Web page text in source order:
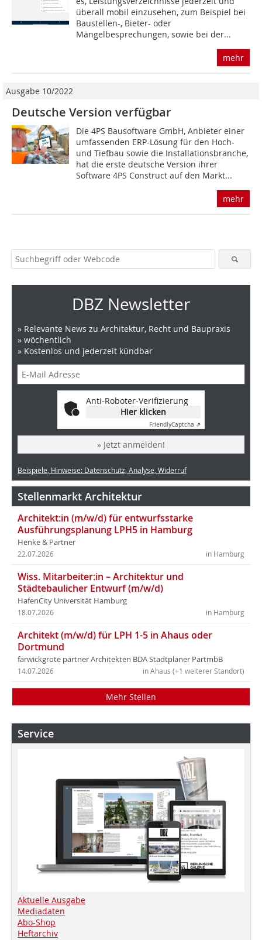
überall mobil einzusehen, zum Beispiel bei
Baustellen-, Bieter- oder
Mängelbesprechungen, sowie bei der...
mehr
Ausgabe 10/2022
Deutsche Version verfügbar
Die 4PS Bausoftware GmbH, Anbieter einer
umfassenden ERP-Lösung für den Hoch-
und Tiefbau sowie die Installationsbranche,
hat die erste deutsche Version ihrer
Software 4PS Construct auf den Markt...
mehr
DBZ Newsletter
» Relevante News zu Architektur, Recht und Baupraxis
» wöchentlich
» Kostenlos und jederzeit kündbar
Anti-Roboter-Verifizierung
Hier klicken
FriendlyCaptcha ⇗
» Jetzt anmelden!
Beispiele, Hinweise: Datenschutz, Analyse, Widerruf
Stellenmarkt Architektur
Architekt:in (m/w/d) für entwurfsstarke
Ausführungsplanung LPH5 in Hamburg
Henke & Partner
in Hamburg
22.07.2026
Wiss. Mitarbeiter:in – Architektur und
Städtebaulicher Entwurf (m/w/d)
HafenCity Universität Hamburg
in Hamburg
18.07.2026
Architekt (m/w/d) für LPH 1-5 in Ahaus oder
Dortmund
farwickgrote partner Architekten BDA Stadtplaner PartmbB
in Ahaus (+1 weiterer Standort)
14.07.2026
Mehr Stellen
Service
Aktuelle Ausgabe
Mediadaten
Abo-Shop
Heftarchiv